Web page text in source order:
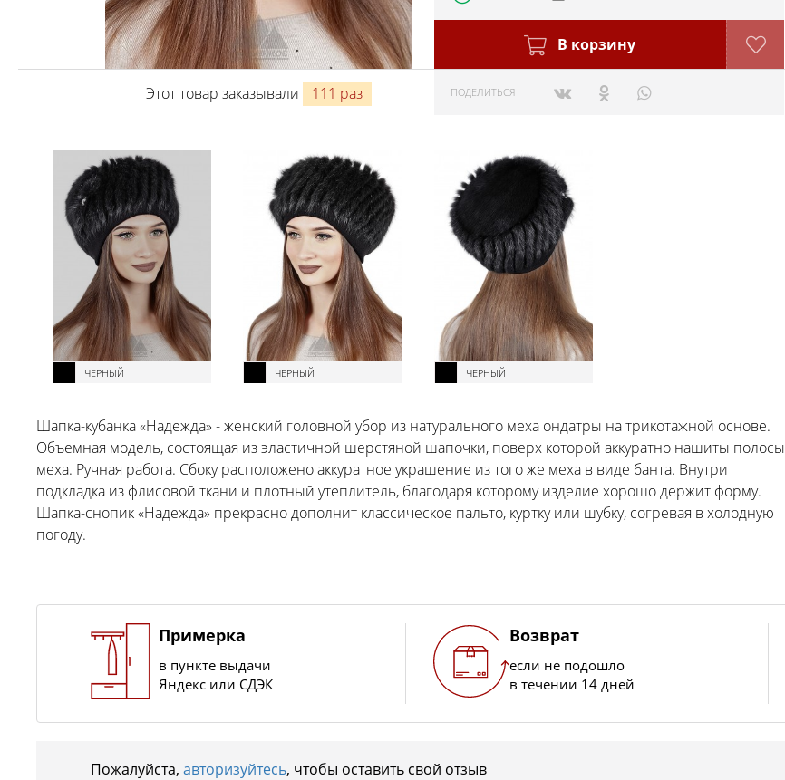
В корзину
ПОДЕЛИТЬСЯ
Этот товар заказывали 111 раз
ЧЕРНЫЙ ЧЕРНЫЙ ЧЕРНЫЙ
Шапка-кубанка «Надежда» - женский головной убор из натурального меха ондатры на трикотажной основе.
Объемная модель, состоящая из эластичной шерстяной шапочки, поверх которой аккуратно нашиты полосы
меха. Ручная работа. Сбоку расположено аккуратное украшение из того же меха в виде банта. Внутри
подкладка из флисовой ткани и плотный утеплитель, благодаря которому изделие хорошо держит форму.
Шапка-снопик «Надежда» прекрасно дополнит классическое пальто, куртку или шубку, согревая в холодную
погоду.
Примерка
в пункте выдачи
Яндекс или СДЭК
Возврат
если не подошло
в течении 14 дней
Пожалуйста, авторизуйтесь, чтобы оставить свой отзыв